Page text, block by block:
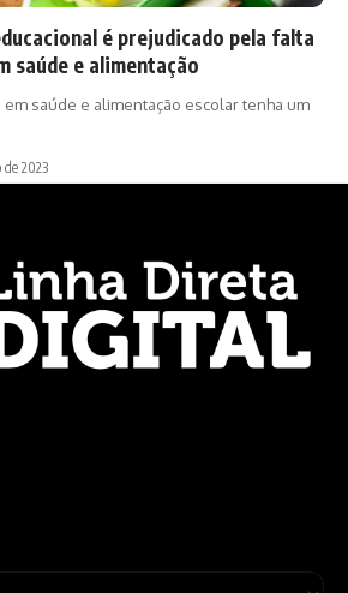
é prejudicado pela falta
saúde e alimentação
saúde e alimentação escolar tenha um
de 2023